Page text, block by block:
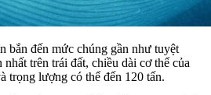
bắn đến mức chúng gần như tuyệt
trên trái đất, chiều dài cơ thể của
trọng lượng có thể đến 120 tấn.